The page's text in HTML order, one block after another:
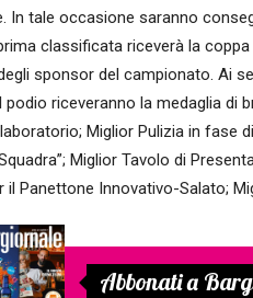
In tale occasione saranno
classificata riceverà la
sponsor del campionato. Ai
podio riceveranno la medaglia di
Miglior Pulizia in fase
Miglior Tavolo di
Panettone Innovativo-Salato;
Abbonati a